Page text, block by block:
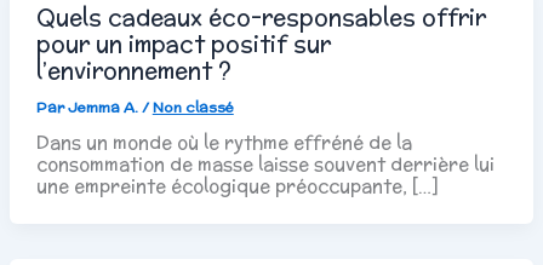
Quels cadeaux éco-responsables offrir
pour un impact positif sur
l’environnement ?
ParJemma A./Non classé
Dans un monde où le rythme effréné de la
consommation de masse laisse souvent derrière lui
une empreinte écologique préoccupante, […]